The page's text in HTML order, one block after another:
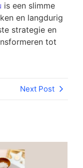
is een slimme
en langdurig
strategie en
tot
Next Post